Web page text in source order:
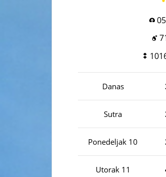
Danas
Sutra
Ponedeljak 10
Utorak 11